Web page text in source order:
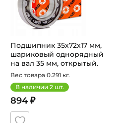
Подшипник 35х72х17 мм,
шариковый однорядный
на вал 35 мм, открытый.
Арт...
Вес товара 0.291 кг.
В наличии 2 шт.
894 ₽